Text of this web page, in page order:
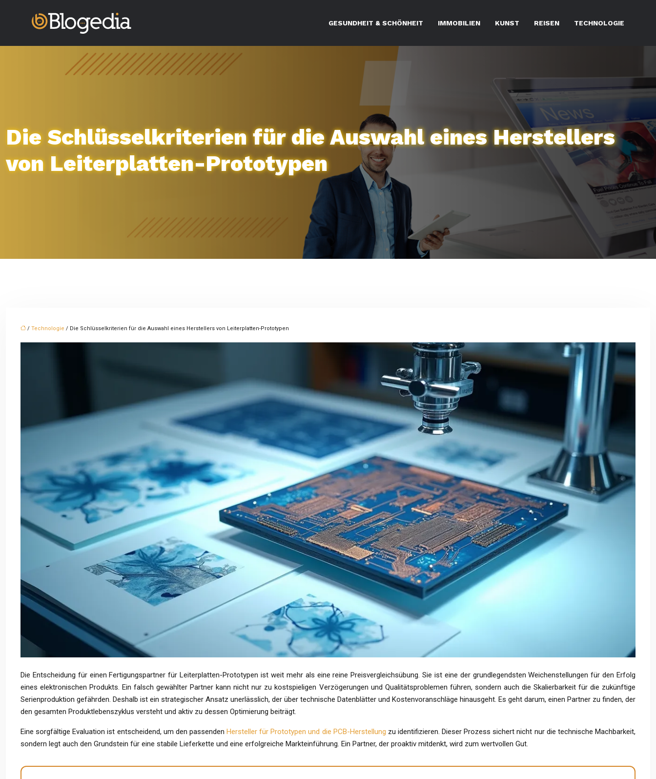
GESUNDHEIT & SCHÖNHEIT IMMOBILIEN KUNST REISEN TECHNOLOGIE
Die Schlüsselkriterien für die Auswahl eines Herstellers
von Leiterplatten-Prototypen
/ Technologie / Die Schlüsselkriterien für die Auswahl eines Herstellers von Leiterplatten-Prototypen
Die Entscheidung für einen Fertigungspartner für Leiterplatten-Prototypen ist weit mehr als eine reine Preisvergleichsübung. Sie ist eine der grundlegendsten Weichenstellungen für den Erfolg
eines elektronischen Produkts. Ein falsch gewählter Partner kann nicht nur zu kostspieligen Verzögerungen und Qualitätsproblemen führen, sondern auch die Skalierbarkeit für die zukünftige
Serienproduktion gefährden. Deshalb ist ein strategischer Ansatz unerlässlich, der über technische Datenblätter und Kostenvoranschläge hinausgeht. Es geht darum, einen Partner zu finden, der
den gesamten Produktlebenszyklus versteht und aktiv zu dessen Optimierung beiträgt.
Eine sorgfältige Evaluation ist entscheidend, um den passenden Hersteller für Prototypen und die PCB-Herstellung zu identifizieren. Dieser Prozess sichert nicht nur die technische Machbarkeit,
sondern legt auch den Grundstein für eine stabile Lieferkette und eine erfolgreiche Markteinführung. Ein Partner, der proaktiv mitdenkt, wird zum wertvollen Gut.